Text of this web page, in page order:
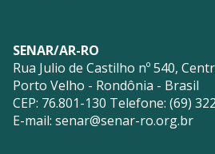
SENAR/AR-RO
Rua Julio de Castilho nº 540,
Porto Velho - Rondônia - Brasil
CEP: 76.801-130 Telefone: (69)
E-mail: senar@senar-ro.org.br